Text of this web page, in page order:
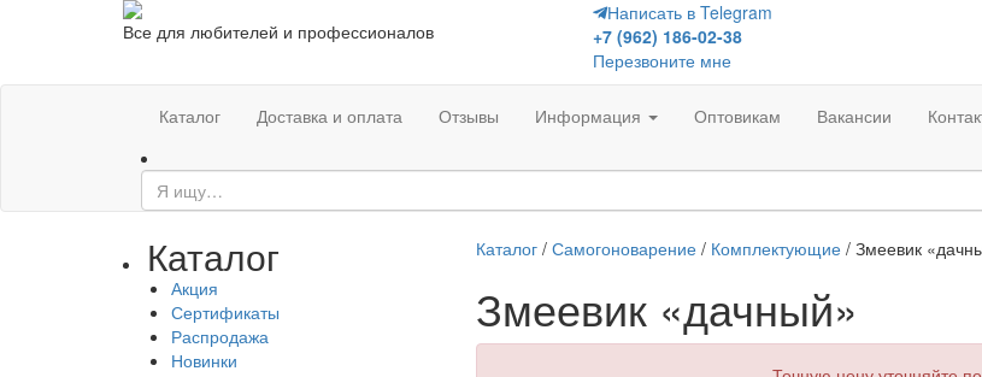
Все для любителей и профессионалов
Написать в Telegram
+7 (962) 186-02-38
Перезвоните мне
Каталог Доставка и оплата Отзывы Информация Оптовикам Вакансии
Каталог
Акция
Сертификаты
Распродажа
Новинки
Каталог/ Самогоноварение/ Комплектующие/ Змеевик
Змеевик «дачный»